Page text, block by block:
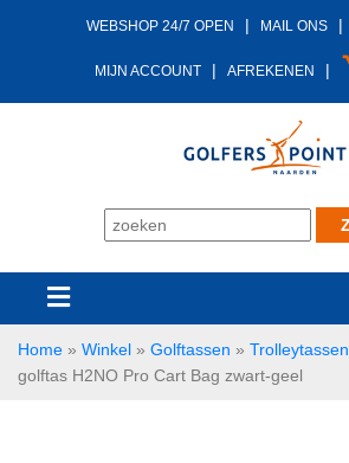
WEBSHOP 24/7 OPEN | MAIL ONS |
MIJN ACCOUNT | AFREKENEN |
Home » Winkel » Golftassen » Trolleytassen
golftas H2NO Pro Cart Bag zwart-geel